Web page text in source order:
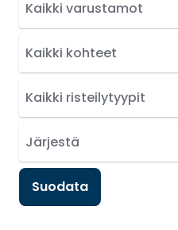
Suodata